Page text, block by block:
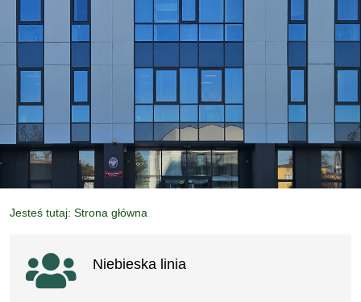
Jesteś tutaj: Strona główna
Ważne linki
Niebieska linia